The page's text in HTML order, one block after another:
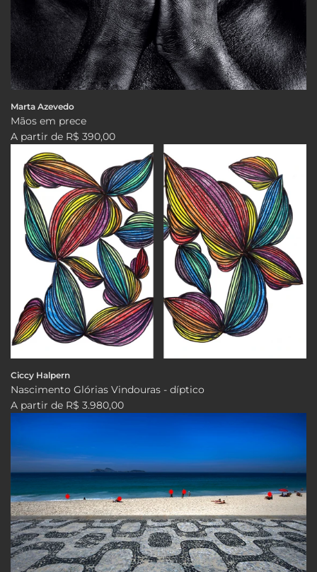
Marta Azevedo
Mãos em prece
A partir de R$ 390,00
Ciccy Halpern
Nascimento Glórias Vindouras - díptico
A partir de R$ 3.980,00